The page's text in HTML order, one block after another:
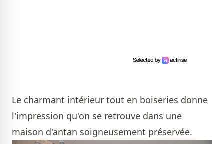
Le charmant intérieur tout en boiseries donne
l'impression qu'on se retrouve dans une
maison d'antan soigneusement préservée.